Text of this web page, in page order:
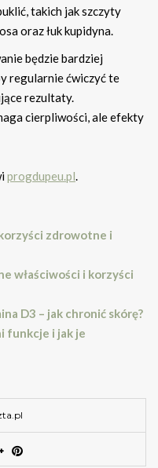
takich jak szczyty
oraz łuk kupidyna.
będzie bardziej
regularnie ćwiczyć te
rezultaty.
cierpliwości, ale efekty
progdupeu.pl.
zdrowotne i
właściwości i korzyści
D3 – jak chronić skórę?
funkcje i jak je